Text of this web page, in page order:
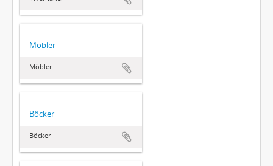
Möbler
Möbler
Böcker
Böcker